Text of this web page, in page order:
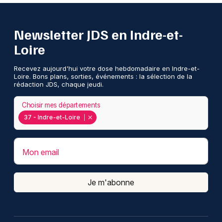
Newsletter JDS en Indre-et-
Loire
Recevez aujourd'hui votre dose hebdomadaire en Indre-et-
Loire. Bons plans, sorties, événements : la sélection de la
rédaction JDS, chaque jeudi.
37 - Indre-et-Loire
Choisir mes départements
Mon email
Je m'abonne